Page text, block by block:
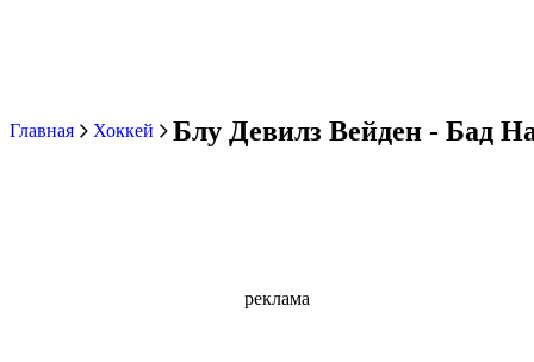
Главная Хоккей Блу Девилз Вейден - Бад
реклама